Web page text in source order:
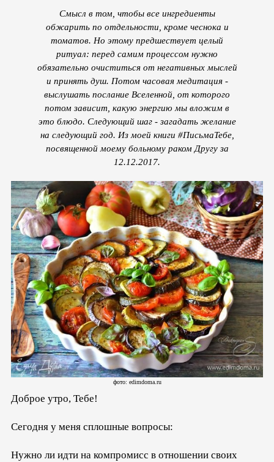
Смысл в том, чтобы все ингредиенты
обжарить по отдельности, кроме чеснока и
томатов. Но этому предшествует целый
ритуал: перед самим процессом нужно
обязательно очиститься от негативных мыслей
и принять душ. Потом часовая медитация -
выслушать послание Вселенной, от которого
потом зависит, какую энергию мы вложим в
это блюдо. Следующий шаг - загадать желание
на следующий год. Из моей книги #ПисьмаТебе,
посвященной моему больному раком Другу за
12.12.2017.
фото: edimdoma.ru
Доброе утро, Тебе!
Сегодня у меня сплошные вопросы:
Нужно ли идти на компромисс в отношении своих